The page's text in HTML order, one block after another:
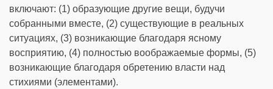
включают: (1) образующие другие вещи, будучи
собранными вместе, (2) существующие в реальных
ситуациях, (3) возникающие благодаря ясному
восприятию, (4) полностью воображаемые формы, (5)
возникающие благодаря обретению власти над
стихиями (элементами).